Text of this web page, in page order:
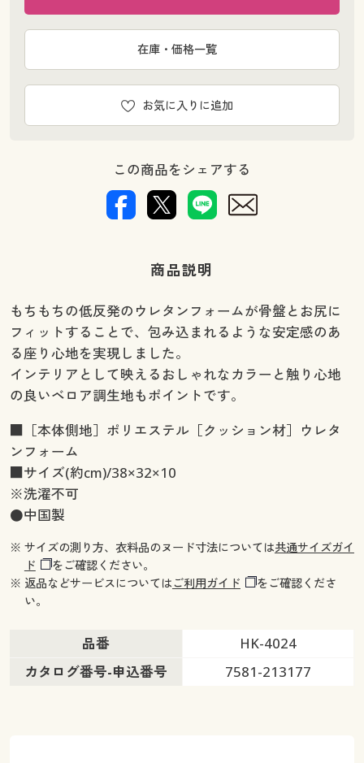
お気に入りに追加
在庫・価格一覧
この商品をシェアする
商品説明
もちもちの低反発のウレタンフォームが骨盤とお尻に
フィットすることで、包み込まれるような安定感のあ
る座り心地を実現しました。
インテリアとして映えるおしゃれなカラーと触り心地
の良いベロア調生地もポイントです。
■［本体側地］ポリエステル［クッション材］ウレタ
ンフォーム
■サイズ(約cm)/38×32×10
※洗濯不可
●中国製
※ サイズの測り方、衣料品のヌード寸法については共通サイズガイ
ド
をご確認ください。
※ 返品などサービスについてはご利用ガイド
をご確認くださ
い。
品番
HK-4024
カタログ番号-申込番号
7581-213177